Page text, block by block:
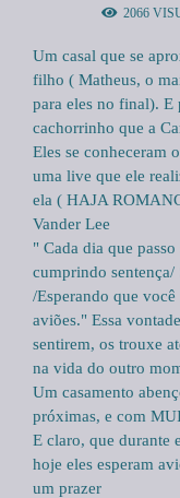
2066
Um casal que se
filho ( Matheus, o
para eles no final). E
cachorrinho que a
Eles se conheceram
uma live que ele
ela ( HAJA
Vander Lee
" Cada dia que
cumprindo
/Esperando que
aviões." Essa
sentirem, os trouxe
na vida do outro
Um casamento
próximas, e com
E claro, que durante
hoje eles esperam
um prazer